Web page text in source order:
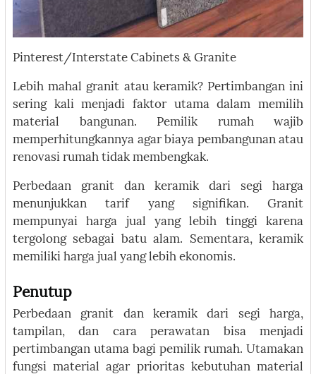
Pinterest/Interstate Cabinets & Granite
Lebih mahal granit atau keramik? Pertimbangan ini
sering kali menjadi faktor utama dalam memilih
material bangunan. Pemilik rumah wajib
memperhitungkannya agar biaya pembangunan atau
renovasi rumah tidak membengkak.
Perbedaan granit dan keramik dari segi harga
menunjukkan tarif yang signifikan. Granit
mempunyai harga jual yang lebih tinggi karena
tergolong sebagai batu alam. Sementara, keramik
memiliki harga jual yang lebih ekonomis.
Penutup
Perbedaan granit dan keramik dari segi harga,
tampilan, dan cara perawatan bisa menjadi
pertimbangan utama bagi pemilik rumah. Utamakan
fungsi material agar prioritas kebutuhan material